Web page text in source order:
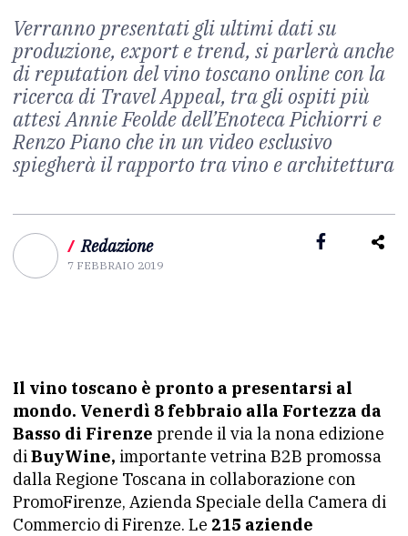
Verranno presentati gli ultimi dati su
produzione, export e trend, si parlerà anche
di reputation del vino toscano online con la
ricerca di Travel Appeal, tra gli ospiti più
attesi Annie Feolde dell’Enoteca Pichiorri e
Renzo Piano che in un video esclusivo
spiegherà il rapporto tra vino e architettura
/ Redazione
7 FEBBRAIO 2019
Il vino toscano è pronto a presentarsi al
mondo. Venerdì 8 febbraio alla Fortezza da
Basso di Firenze prende il via la nona edizione
diBuyWine, importante vetrina B2B promossa
dalla Regione Toscana in collaborazione con
PromoFirenze, Azienda Speciale della Camera di
Commercio di Firenze. Le 215 aziende